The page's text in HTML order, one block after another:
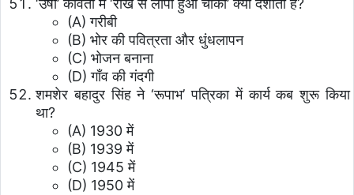
‘उषा’ कविता में ‘राख से लीपा हुआ चौका’ क्या दर्शाता है?
(A) गरीबी
(B) भोर की पवित्रता और धुंधलापन
(C) भोजन बनाना
(D) गाँव की गंदगी
शमशेर बहादुर सिंह ने ‘रूपाभ’ पत्रिका में कार्य कब शुरू किया
था?
(A) 1930 में
(B) 1939 में
(C) 1945 में
(D) 1950 में